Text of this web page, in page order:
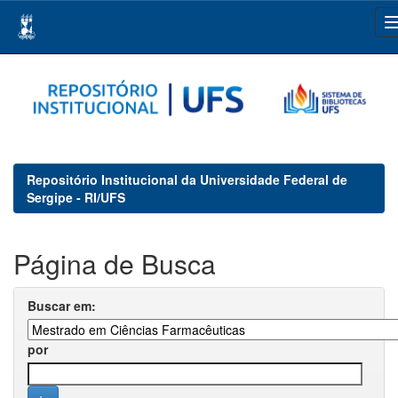
navigation
Repositório Institucional da Universidade Federal de
Sergipe - RI/UFS
Página de Busca
Buscar em:
por